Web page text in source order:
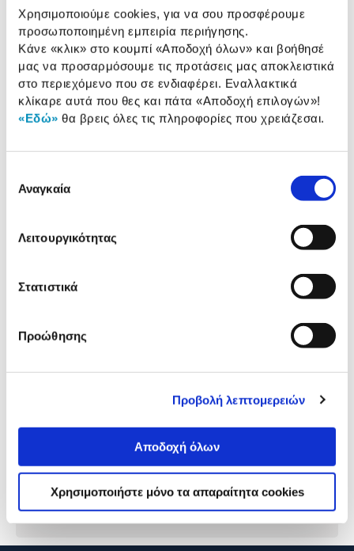
Χρησιμοποιούμε cookies, για να σου προσφέρουμε
προσωποποιημένη εμπειρία περιήγησης.
Κάνε «κλικ» στο κουμπί «Αποδοχή όλων» και βοήθησέ
μας να προσαρμόσουμε τις προτάσεις μας αποκλειστικά
στο περιεχόμενο που σε ενδιαφέρει. Εναλλακτικά
κλίκαρε αυτά που θες και πάτα «Αποδοχή επιλογών»!
«Εδώ» θα βρεις όλες τις πληροφορίες που χρειάζεσαι.
συγκατάθεσης
Αναγκαία
Λειτουργικότητας
Στατιστικά
Προώθησης
Προβολή λεπτομερειών
Αποδοχή όλων
Χρησιμοποιήστε μόνο τα απαραίτητα cookies
Αναλυτική
παρουσίαση
Αναλυτική παρουσίαση
Προδιαγραφές
προϊόντος
Χαρακτηριστικά
Αξιολογήσεις
Συγκεντρώσαμε τα πιο δημοφιλή
Disney Λούτρινο Μπρελόκ
4,99€
Προσθήκη
TY Λούτρινο Disney Pixar
11,99€
Προσθήκη